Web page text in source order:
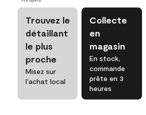
Trouvez le
détaillant
le plus
proche
Misez sur
l’achat local
Collecte
en
magasin
En stock,
commande
prête en 3
heures